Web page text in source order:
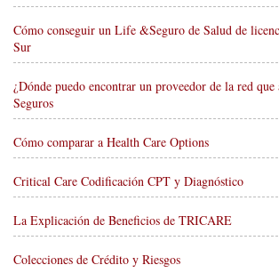
Cómo conseguir un Life &Seguro de Salud de
Sur
¿Dónde puedo encontrar un proveedor de la red que
Seguros
Cómo comparar a Health Care Options
Critical Care Codificación CPT y Diagnóstico
La Explicación de Beneficios de TRICARE
Colecciones de Crédito y Riesgos